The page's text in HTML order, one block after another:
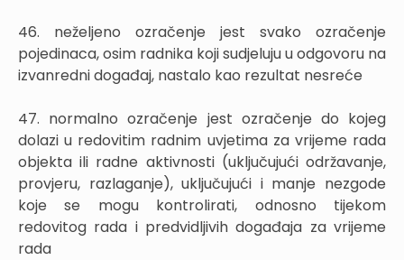
46. neželjeno ozračenje jest svako ozračenje
pojedinaca, osim radnika koji sudjeluju u odgovoru na
izvanredni događaj, nastalo kao rezultat nesreće
47. normalno ozračenje jest ozračenje do kojeg
dolazi u redovitim radnim uvjetima za vrijeme rada
objekta ili radne aktivnosti (uključujući održavanje,
provjeru, razlaganje), uključujući i manje nezgode
koje se mogu kontrolirati, odnosno tijekom
redovitog rada i predvidljivih događaja za vrijeme
rada